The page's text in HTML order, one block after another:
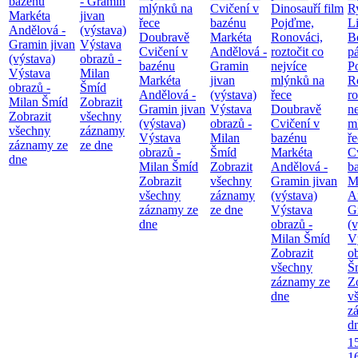
Markéta
Andělová -
Gramin jivan
(výstava)
Výstava
obrazů -
Milan Šmíd
Zobrazit
všechny
záznamy ze
dne
jivan
(výstava)
Výstava
obrazů -
Milan
Šmíd
Zobrazit
všechny
záznamy
ze dne
mlýnků na
řece
Doubravě
Cvičení v
bazénu
Markéta
Andělová -
Gramin jivan
(výstava)
Výstava
obrazů -
Milan Šmíd
Zobrazit
všechny
záznamy ze
dne
Cvičení v
bazénu
Markéta
Andělová -
Gramin
jivan
(výstava)
Výstava
obrazů -
Milan
Šmíd
Zobrazit
všechny
záznamy
ze dne
Dinosauří film
Pojďme,
Ronováci,
roztočit co
nejvíce
mlýnků na
řece
Doubravě
Cvičení v
bazénu
Markéta
Andělová -
Gramin jivan
(výstava)
Výstava
obrazů -
Milan Šmíd
Zobrazit
všechny
záznamy ze
dne